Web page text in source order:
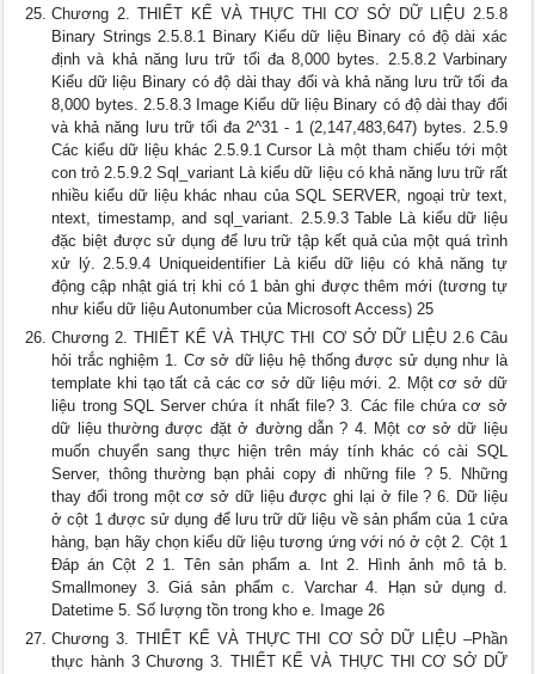
Chương 2. THIẾT KẾ VÀ THỰC THI CƠ SỞ DỮ LIỆU 2.5.8
Binary Strings 2.5.8.1 Binary Kiểu dữ liệu Binary có độ dài xác
định và khả năng lưu trữ tối đa 8,000 bytes. 2.5.8.2 Varbinary
Kiểu dữ liệu Binary có độ dài thay đổi và khả năng lưu trữ tối đa
8,000 bytes. 2.5.8.3 Image Kiểu dữ liệu Binary có độ dài thay đổi
và khả năng lưu trữ tối đa 2^31 - 1 (2,147,483,647) bytes. 2.5.9
Các kiểu dữ liệu khác 2.5.9.1 Cursor Là một tham chiếu tới một
con trỏ 2.5.9.2 Sql_variant Là kiểu dữ liệu có khả năng lưu trữ rất
nhiều kiểu dữ liệu khác nhau của SQL SERVER, ngoại trừ text,
ntext, timestamp, and sql_variant. 2.5.9.3 Table Là kiểu dữ liệu
đặc biệt được sử dụng để lưu trữ tập kết quả của một quá trình
xử lý. 2.5.9.4 Uniqueidentifier Là kiểu dữ liệu có khả năng tự
động cập nhật giá trị khi có 1 bản ghi được thêm mới (tương tự
như kiểu dữ liệu Autonumber của Microsoft Access) 25
Chương 2. THIẾT KẾ VÀ THỰC THI CƠ SỞ DỮ LIỆU 2.6 Câu
hỏi trắc nghiệm 1. Cơ sở dữ liệu hệ thống được sử dụng như là
template khi tạo tất cả các cơ sở dữ liệu mới. 2. Một cơ sở dữ
liệu trong SQL Server chứa ít nhất file? 3. Các file chứa cơ sở
dữ liệu thường được đặt ở đường dẫn ? 4. Một cơ sở dữ liệu
muốn chuyển sang thực hiện trên máy tính khác có cài SQL
Server, thông thường bạn phải copy đi những file ? 5. Những
thay đổi trong một cơ sở dữ liệu được ghi lại ở file ? 6. Dữ liệu
ở cột 1 được sử dụng để lưu trữ dữ liệu về sản phẩm của 1 cửa
hàng, bạn hãy chọn kiểu dữ liệu tương ứng với nó ở cột 2. Cột 1
Đáp án Cột 2 1. Tên sản phẩm a. Int 2. Hình ảnh mô tả b.
Smallmoney 3. Giá sản phẩm c. Varchar 4. Hạn sử dụng d.
Datetime 5. Số lượng tồn trong kho e. Image 26
Chương 3. THIẾT KẾ VÀ THỰC THI CƠ SỞ DỮ LIỆU –Phần
thực hành 3 Chương 3. THIẾT KẾ VÀ THỰC THI CƠ SỞ DỮ